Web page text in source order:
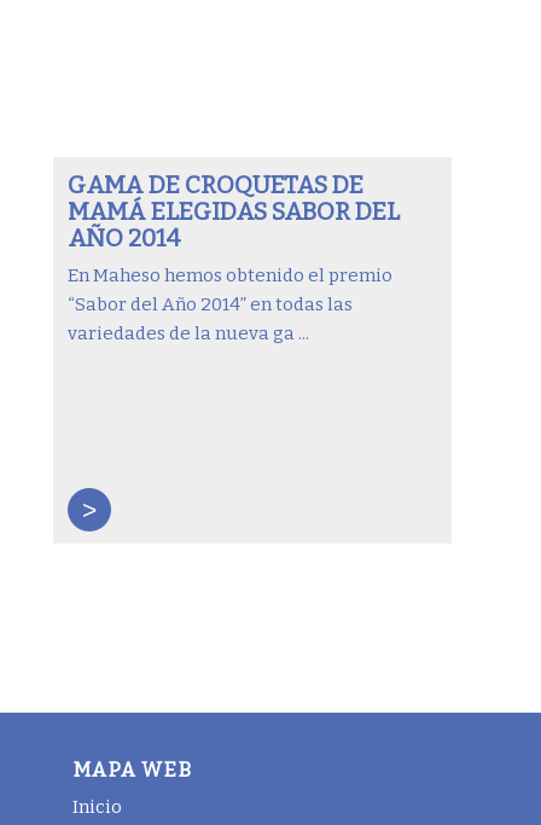
GAMA DE CROQUETAS DE
MAMÁ ELEGIDAS SABOR DEL
AÑO 2014
En Maheso hemos obtenido el premio
“Sabor del Año 2014” en todas las
variedades de la nueva ga ...
>
MAPA WEB
Inicio